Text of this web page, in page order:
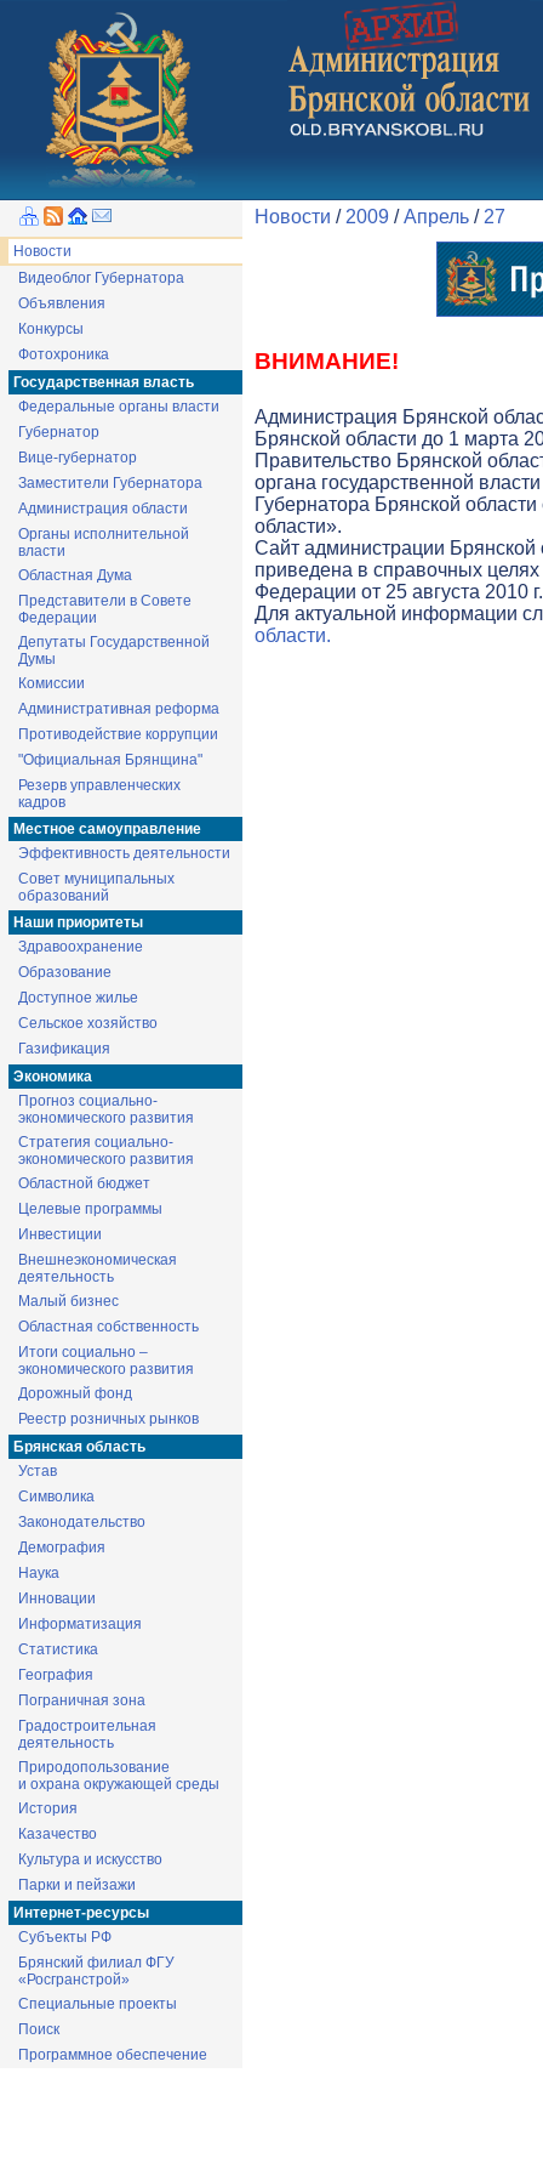
Новости
Видеоблог Губернатора
Объявления
Конкурсы
Фотохроника
Государственная власть
Федеральные органы власти
Губернатор
Вице-губернатор
Заместители Губернатора
Администрация области
Органы исполнительной
власти
Областная Дума
Представители в Совете
Федерации
Депутаты Государственной
Думы
Комиссии
Административная реформа
Противодействие коррупции
"Официальная Брянщина"
Резерв управленческих
кадров
Местное самоуправление
Эффективность деятельности
Совет муниципальных
образований
Наши приоритеты
Здравоохранение
Образование
Доступное жилье
Сельское хозяйство
Газификация
Экономика
Прогноз социально-
экономического развития
Стратегия социально-
экономического развития
Областной бюджет
Целевые программы
Инвестиции
Внешнеэкономическая
деятельность
Малый бизнес
Областная собственность
Итоги социально –
экономического развития
Дорожный фонд
Реестр розничных рынков
Брянская область
Устав
Символика
Законодательство
Демография
Наука
Инновации
Информатизация
Статистика
География
Пограничная зона
Градостроительная
деятельность
Природопользование
и охрана окружающей среды
История
Казачество
Культура и искусство
Парки и пейзажи
Интернет-ресурсы
Субъекты РФ
Брянский филиал ФГУ
«Росгранстрой»
Специальные проекты
Поиск
Программное обеспечение
Новости / 2009 /Апрель / 27
ВНИМАНИЕ!
Администрация Брянской
Брянской области до 1 марта
Правительство Брянской
органа государственной
Губернатора Брянской
области».
Cайт администрации
приведена в справочных целях
Федерации от 25 августа 2010
Для актуальной информации
области.